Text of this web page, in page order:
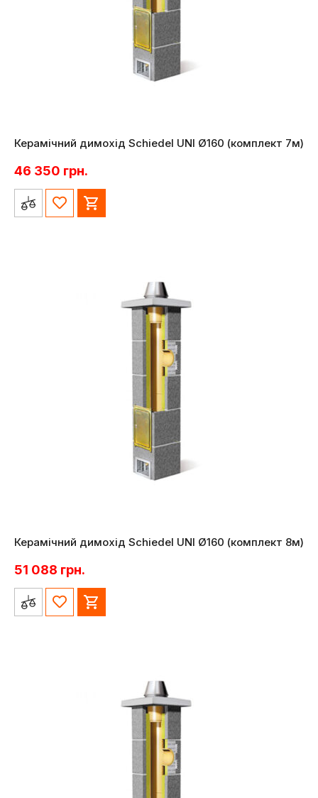
Керамічний димохід Schiedel UNI Ø160 (комплект 7м)
46 350 грн.
Керамічний димохід Schiedel UNI Ø160 (комплект 8м)
51 088 грн.